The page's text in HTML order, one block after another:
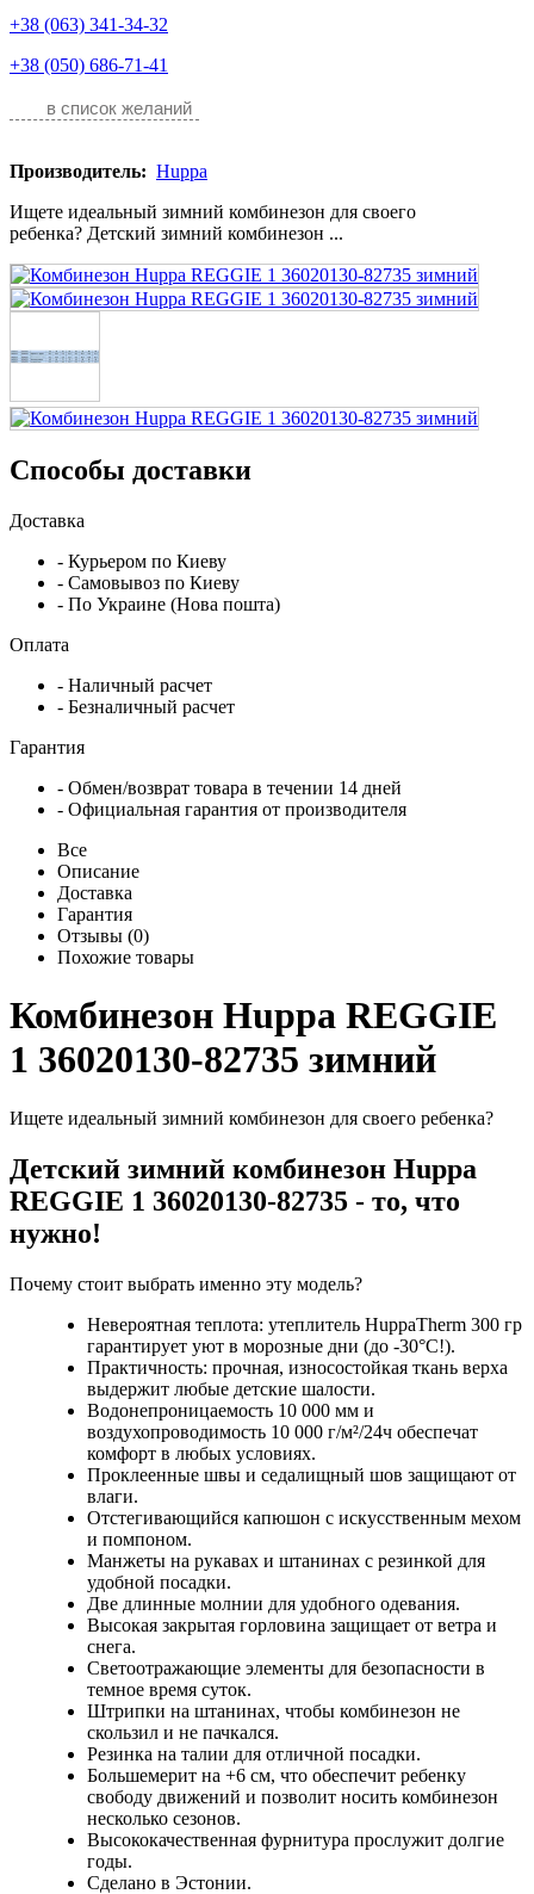
+38 (063) 341-34-32
+38 (050) 686-71-41
в список желаний
Производитель: Huppa
Ищете идеальный зимний комбинезон для своего
ребенка? Детский зимний комбинезон ...
Способы доставки
Доставка
- Курьером по Киеву
- Самовывоз по Киеву
- По Украине (Нова пошта)
Оплата
- Наличный расчет
- Безналичный расчет
Гарантия
- Обмен/возврат товара в течении 14 дней
- Официальная гарантия от производителя
Все
Описание
Доставка
Гарантия
Отзывы (0)
Похожие товары
Комбинезон Huppa REGGIE
1 36020130-82735 зимний
Ищете идеальный зимний комбинезон для своего ребенка?
Детский зимний комбинезон Huppa
REGGIE 1 36020130-82735 - то, что
нужно!
Почему стоит выбрать именно эту модель?
Невероятная теплота: утеплитель HuppaTherm 300 гр
гарантирует уют в морозные дни (до -30°C!).
Практичность: прочная, износостойкая ткань верха
выдержит любые детские шалости.
Водонепроницаемость 10 000 мм и
воздухопроводимость 10 000 г/м²/24ч обеспечат
комфорт в любых условиях.
Проклеенные швы и седалищный шов защищают от
влаги.
Отстегивающийся капюшон с искусственным мехом
и помпоном.
Манжеты на рукавах и штанинах с резинкой для
удобной посадки.
Две длинные молнии для удобного одевания.
Высокая закрытая горловина защищает от ветра и
снега.
Светоотражающие элементы для безопасности в
темное время суток.
Штрипки на штанинах, чтобы комбинезон не
скользил и не пачкался.
Резинка на талии для отличной посадки.
Большемерит на +6 см, что обеспечит ребенку
свободу движений и позволит носить комбинезон
несколько сезонов.
Высококачественная фурнитура прослужит долгие
годы.
Сделано в Эстонии.